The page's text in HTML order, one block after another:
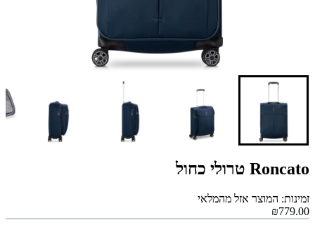
Roncato טרולי כחול
זמינות: המוצר אזל מהמלאי
₪779.00